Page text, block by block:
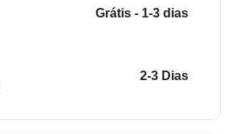
Grátis - 1-3 dias
2-3 Dias